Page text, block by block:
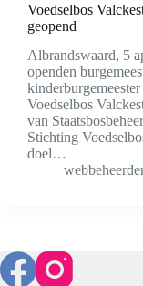
Voedselbos
geopend
Albrandswaard, 5
openden
Voedselbos
van
Stichting
doel…